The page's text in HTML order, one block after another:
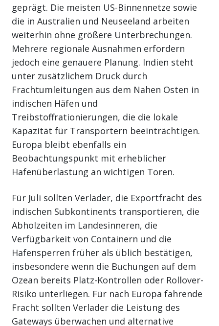
geprägt. Die meisten US-Binnennetze sowie
die in Australien und Neuseeland arbeiten
weiterhin ohne größere Unterbrechungen.
Mehrere regionale Ausnahmen erfordern
jedoch eine genauere Planung. Indien steht
unter zusätzlichem Druck durch
Frachtumleitungen aus dem Nahen Osten in
indischen Häfen und
Treibstoffrationierungen, die die lokale
Kapazität für Transportern beeinträchtigen.
Europa bleibt ebenfalls ein
Beobachtungspunkt mit erheblicher
Hafenüberlastung an wichtigen Toren.
Für Juli sollten Verlader, die Exportfracht des
indischen Subkontinents transportieren, die
Abholzeiten im Landesinneren, die
Verfügbarkeit von Containern und die
Hafensperren früher als üblich bestätigen,
insbesondere wenn die Buchungen auf dem
Ozean bereits Platz-Kontrollen oder Rollover-
Risiko unterliegen. Für nach Europa fahrende
Fracht sollten Verlader die Leistung des
Gateways überwachen und alternative